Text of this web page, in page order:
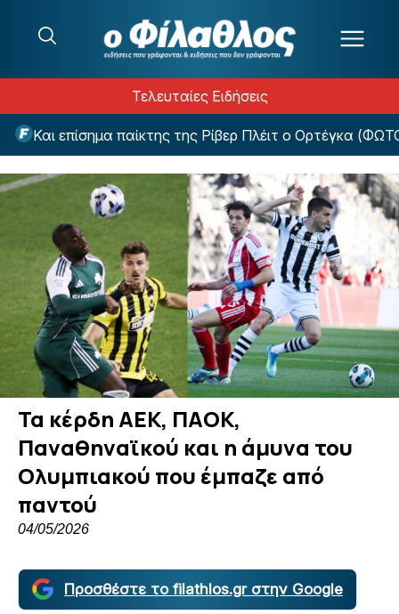
Τελευταίες Ειδήσεις
Και επίσημα παίκτης της Ρίβερ Πλέιτ ο Ορτέγκα (ΦΩΤΟ)
Τα κέρδη ΑΕΚ, ΠΑΟΚ,
Παναθηναϊκού και η άμυνα του
Ολυμπιακού που έμπαζε από
παντού
04/05/2026
Προσθέστε το filathlos.gr στην Google